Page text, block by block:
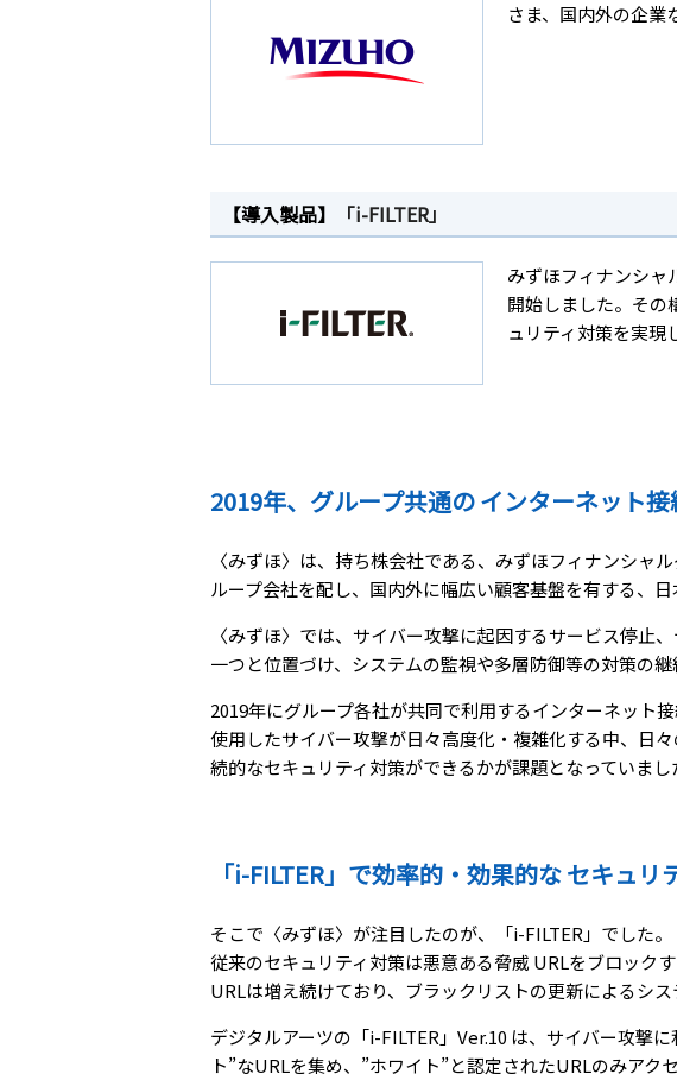
さま、国内外の企業
【導入製品】 「i-FILTER」
みずほフィナンシャ
開始しました。その
ュリティ対策を実現
2019年、グループ共通の インターネット
〈みずほ〉は、持ち株会社である、みずほフィナンシャ
ループ会社を配し、国内外に幅広い顧客基盤を有する、日
〈みずほ〉では、サイバー攻撃に起因するサービス停止
一つと位置づけ、システムの監視や多層防御等の対策の
2019年にグループ各社が共同で利用するインターネット
使用したサイバー攻撃が日々高度化・複雑化する中、日
続的なセキュリティ対策ができるかが課題となっていまし
「i-FILTER」で効率的・効果的な セキュリ
そこで〈みずほ〉が注目したのが、「i-FILTER」でした。
従来のセキュリティ対策は悪意ある脅威 URLをブロック
URLは増え続けており、ブラックリストの更新によるシス
デジタルアーツの「i-FILTER」Ver.10 は、サイバー攻撃
ト”なURLを集め、”ホワイト”と認定されたURLのみア